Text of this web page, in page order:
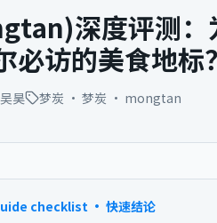
深度评测：
必访的美食地标？
吴昊 梦炭 · 梦炭 · mongtan
checklist · 快速结论